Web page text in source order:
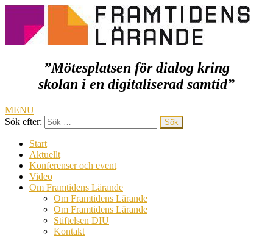
Framtidens lärande
”Mötesplatsen för dialog kring
skolan i en digitaliserad samtid”
MENU
Sök efter:
Start
Aktuellt
Konferenser och event
Video
Om Framtidens Lärande
Om Framtidens Lärande
Om Framtidens Lärande
Stiftelsen DIU
Kontakt